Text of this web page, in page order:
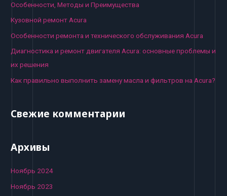
f
o
Особенности, Методы и Преимущества
Кузовной ремонт Acura
Особенности ремонта и технического обслуживания Acura
Диагностика и ремонт двигателя Acura: основные проблемы и
их решения
Как правильно выполнить замену масла и фильтров на Acura?
Свежие комментарии
Архивы
Ноябрь 2024
Ноябрь 2023